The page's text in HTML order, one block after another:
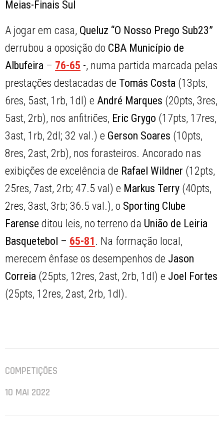
Meias-Finais Sul
A jogar em casa, Queluz “O Nosso Prego Sub23”
derrubou a oposição do CBA Município de
Albufeira – 76-65 -, numa partida marcada pelas
prestações destacadas de Tomás Costa (13pts,
6res, 5ast, 1rb, 1dl) e André Marques (20pts, 3res,
5ast, 2rb), nos anfitriões, Eric Grygo (17pts, 17res,
3ast, 1rb, 2dl; 32 val.) e Gerson Soares (10pts,
8res, 2ast, 2rb), nos forasteiros. Ancorado nas
exibições de excelência de Rafael Wildner (12pts,
25res, 7ast, 2rb; 47.5 val) e Markus Terry (40pts,
2res, 3ast, 3rb; 36.5 val.), o Sporting Clube
Farense ditou leis, no terreno da União de Leiria
Basquetebol – 65-81 . Na formação local,
merecem ênfase os desempenhos de Jason
Correia (25pts, 12res, 2ast, 2rb, 1dl) e Joel Fortes
(25pts, 12res, 2ast, 2rb, 1dl).
COMPETIÇÕES
10 MAI 2022